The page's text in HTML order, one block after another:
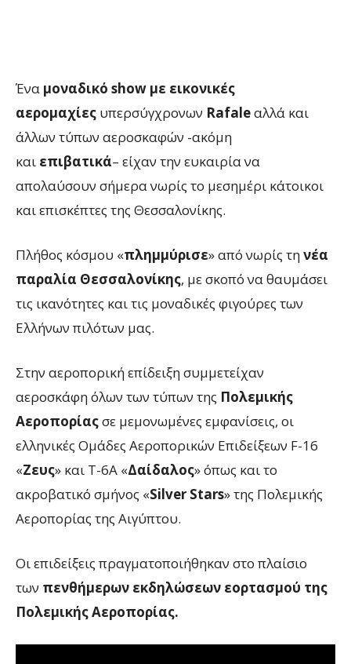
Ένα μοναδικό show με εικονικές
αερομαχίες υπερσύγχρονων Rafaleαλλά και
άλλων τύπων αεροσκαφών -ακόμη
και επιβατικά– είχαν την ευκαιρία να
απολαύσουν σήμερα νωρίς το μεσημέρι κάτοικοι
και επισκέπτες της Θεσσαλονίκης.
Πλήθος κόσμου «πλημμύρισε» από νωρίς τηνέα
παραλία Θεσσαλονίκης, με σκοπό να θαυμάσει
τις ικανότητες και τις μοναδικές φιγούρες των
Ελλήνων πιλότων μας.
Στην αεροπορική επίδειξη συμμετείχαν
αεροσκάφη όλων των τύπων της Πολεμικής
Αεροπορίαςσε μεμονωμένες εμφανίσεις, οι
ελληνικές Ομάδες Αεροπορικών Επιδείξεων F-16
«Ζευς» και T-6A «Δαίδαλος» όπως και το
ακροβατικό σμήνος «Silver Stars» της Πολεμικής
Αεροπορίας της Αιγύπτου.
Οι επιδείξεις πραγματοποιήθηκαν στο πλαίσιο
των πενθήμερων εκδηλώσεων εορτασμού της
Πολεμικής Αεροπορίας.